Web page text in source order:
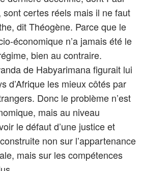
certes réels mais il ne faut
dit Théogène. Parce que le
économique n’a jamais été le
bien au contraire.
de Habyarimana figurait lui
d’Afrique les mieux côtés par
Donc le problème n’est
mais au niveau
le défaut d’une justice et
non sur l’appartenance
mais sur les compétences